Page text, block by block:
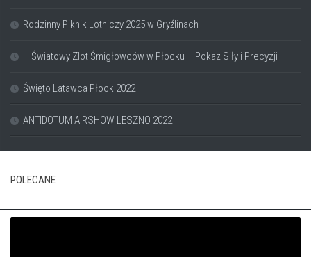
Rodzinny Piknik Lotniczy 2025 w Gryźlinach
III Światowy Zlot Śmigłowców w Płocku – Pokaz Siły i Precyzji
Święto Latawca Płock 2022
ANTIDOTUM AIRSHOW LESZNO 2022
POLECANE